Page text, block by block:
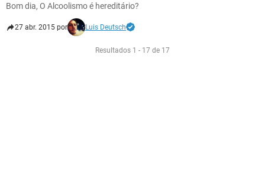
Bom dia, O Alcoolismo é hereditário?
27 abr. 2015 por Luis Deutsch
Resultados 1 - 17 de 17